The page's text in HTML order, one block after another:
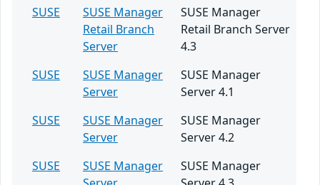
SUSE
SUSE Manager
Retail Branch
Server
SUSE Manager
Retail Branch Server
4.3
SUSE
SUSE Manager
Server
SUSE Manager
Server 4.1
SUSE
SUSE Manager
Server
SUSE Manager
Server 4.2
SUSE
SUSE Manager
SUSE Manager